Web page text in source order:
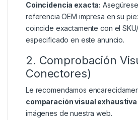
Coincidencia exacta:
referencia OEM impresa en su
coincide exactamente con el
especificado en este anuncio.
2. Comprobación
Conectores)
Le recomendamos
comparación visual exhaustiva
imágenes de nuestra web.